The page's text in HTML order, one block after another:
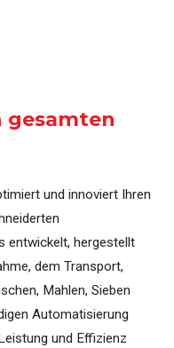
gesamten
und innoviert Ihren
entwickelt, hergestellt
dem Transport,
Mahlen, Sieben
Automatisierung
und Effizienz